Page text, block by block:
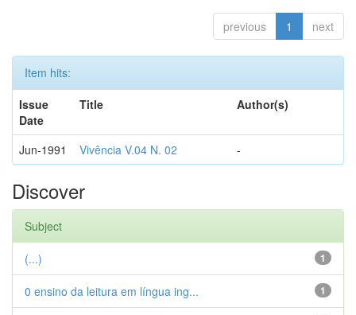
previous 1 next
Item hits:
Issue
Date
Title Author(s)
Jun-1991 Vivência V.04 N. 02 -
Discover
Subject
1
(...)
1
0 ensino da leitura em língua ing...